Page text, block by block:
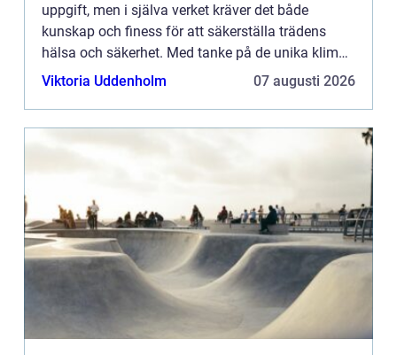
uppgift, men i själva verket kräver det både
kunskap och finess för att säkerställa trädens
hälsa och säkerhet. Med tanke på de unika klimat-
och...
Viktoria Uddenholm 07 augusti 2026